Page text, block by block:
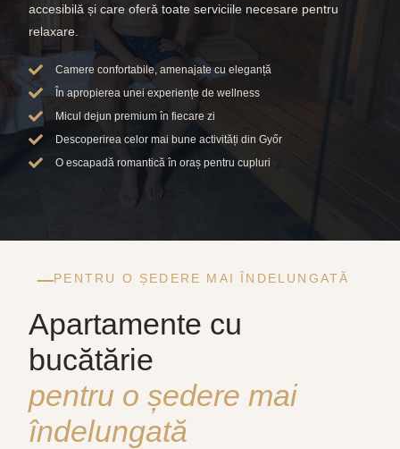
accesibilă și care oferă toate serviciile necesare pentru
relaxare.
Camere confortabile, amenajate cu eleganță
În apropierea unei experiențe de wellness
Micul dejun premium în fiecare zi
Descoperirea celor mai bune activități din Győr
O escapadă romantică în oraș pentru cupluri
PENTRU O ȘEDERE MAI ÎNDELUNGATĂ
Apartamente cu
bucătărie
pentru o ședere mai
îndelungată